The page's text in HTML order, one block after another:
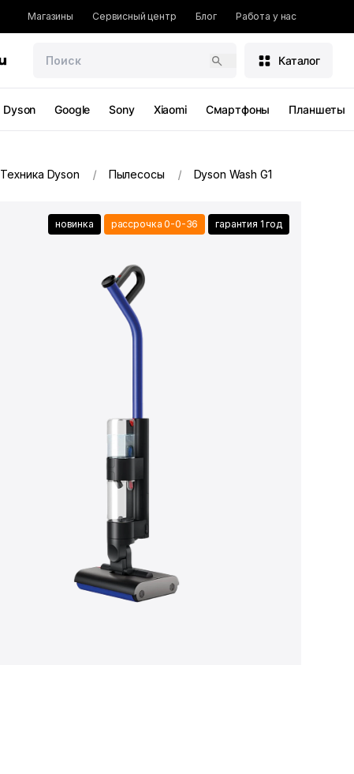
Магазины Сервисный центр Блог Работа у нас
Каталог
Dyson Google Sony Xiaomi Смартфоны Планшеты
Техника Dyson Пылесосы Dyson Wash G1
новинка рассрочка 0-0-36 гарантия 1 год